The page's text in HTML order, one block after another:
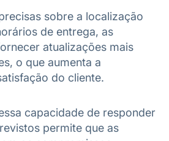
sobre a localização
de entrega, as
atualizações mais
o que aumenta a
do cliente.
capacidade de responder
permite que as